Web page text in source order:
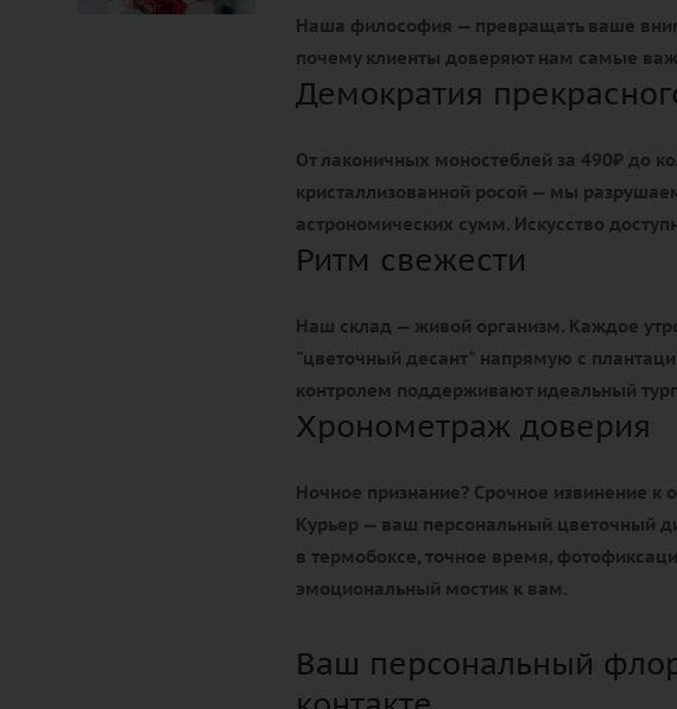
Наша философия — превращать ваше
почему клиенты доверяют нам самые
Демократия
От лаконичных моностеблей за 490₽ до
кристаллизованной росой — мы
астрономических сумм. Искусство
Ритм свежести
Наш склад — живой организм. Каждое
"цветочный десант" напрямую с
контролем поддерживают идеальный
Хронометраж доверия
Ночное признание? Срочное извинение
Курьер — ваш персональный цветочный
в термобоксе, точное время,
эмоциональный мостик к вам.
Ваш персональный